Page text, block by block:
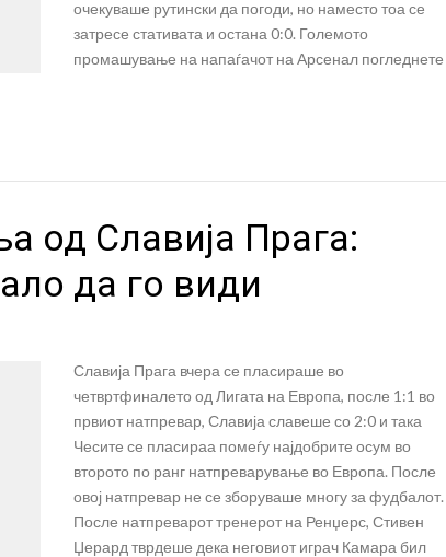
очекуваше рутински да погоди, но наместо тоа се
затресе стативата и остана 0:0. Големото
промашување на напаѓачот на Арсенал погледнете
од Славија Прага:
да го види
Славија Прага вчера се пласираше во
четвртфиналето од Лигата на Европа, после 1:1 во
првиот натпревар, Славија славеше со 2:0 и така
Чесите се пласираа помеѓу најдобрите осум во
второто по ранг натпреварување во Европа. После
овој натпревар не се зборуваше многу за фудбалот.
После натпреварот тренерот на Ренџерс, Стивен
Џерард тврдеше дека неговиот играч Камара бил